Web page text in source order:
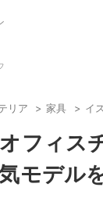
リア 家具 イス
フィス
モデル